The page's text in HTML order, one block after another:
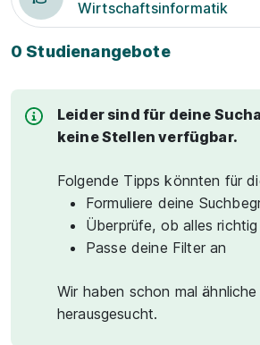
Wirtschaftsinformatik
0 Studienangebote
Leider sind für deine
keine Stellen verfügbar.
Folgende Tipps könnten für
Formuliere deine
Überprüfe, ob alles
Passe deine Filter an
Wir haben schon mal
herausgesucht.